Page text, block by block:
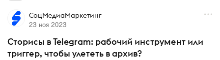
СоцМедиаМаркетинг
23 ноя 2023
Сторисы в Telegram: рабочий инструмент или
триггер, чтобы улететь в архив?